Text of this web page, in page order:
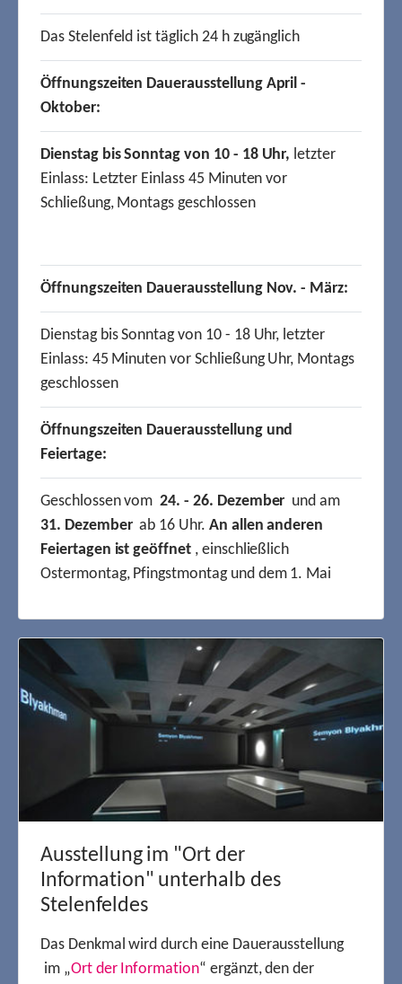
Ausstellung im "Ort der
Information" unterhalb des
Stelenfeldes
Das Denkmal wird durch eine Dauerausstellung
im „Ort der Information“ ergänzt, den der
Das Stelenfeld ist täglich 24 h zugänglich
Öffnungszeiten Dauerausstellung April -
Oktober:
Dienstag bis Sonntag von 10 - 18 Uhr, letzter
Einlass: Letzter Einlass 45 Minuten vor
Schließung, Montags geschlossen
Öffnungszeiten Dauerausstellung Nov. - März:
Dienstag bis Sonntag von 10 - 18 Uhr, letzter
Einlass: 45 Minuten vor Schließung Uhr, Montags
geschlossen
Öffnungszeiten Dauerausstellung und
Feiertage:
Geschlossen vom24. - 26. Dezember und am
31. Dezemberab 16 Uhr. An allen anderen
Feiertagen ist geöffnet, einschließlich
Ostermontag, Pfingstmontag und dem 1. Mai